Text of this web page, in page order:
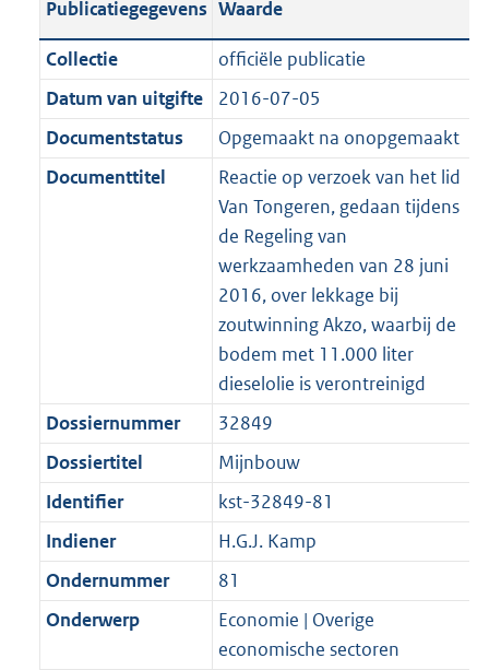
i
e
i
n
f
3
K
b
t
i
e
i
n
:
K
b
a
t
i
e
i
e
8
K
b
c
a
t
i
e
t
t
:
4
K
a
n
d
s
g
r
o
o
t
t
e
:
2
K
a
n
d
s
g
o
o
t
t
e
:
2
Publicatiegegevens Waarde
Collectie
officiële publicatie
Datum van uitgifte
2016-07-05
Documentstatus
Opgemaakt na onopgemaakt
Documenttitel
Reactie op verzoek van het lid
Van Tongeren, gedaan tijdens
de Regeling van
werkzaamheden van 28 juni
2016, over lekkage bij
zoutwinning Akzo, waarbij de
bodem met 11.000 liter
dieselolie is verontreinigd
Dossiernummer
32849
Dossiertitel
Mijnbouw
Identifier
kst-32849-81
Indiener
H.G.J. Kamp
Ondernummer
81
Onderwerp
Economie | Overige
economische sectoren